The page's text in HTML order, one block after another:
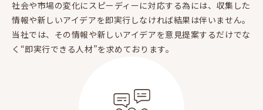
社会や市場の変化にスピーディーに対応する為には、収集した
情報や新しいアイデアを即実行しなければ結果は伴いません。
当社では、その情報や新しいアイデアを意見提案するだけでな
く“即実行できる人材”を求めております。